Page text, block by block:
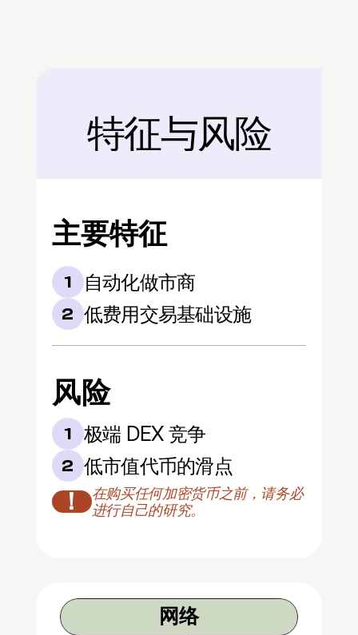
后面
特征与风险
主要特征
1 自动化做市商
2 低费用交易基础设施
风险
1 极端 DEX 竞争
2 低市值代币的滑点
！
在购买任何加密货币之前，请务必
进行自己的研究。
网络